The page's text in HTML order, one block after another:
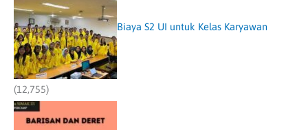
Biaya S2 UI untuk Kelas Karyawan
(12,755)